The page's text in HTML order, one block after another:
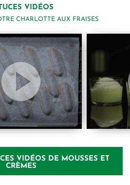
VIDÉOS
CHARLOTTE AUX FRAISES
VIDÉOS DE MOUSSES ET
CRÈMES